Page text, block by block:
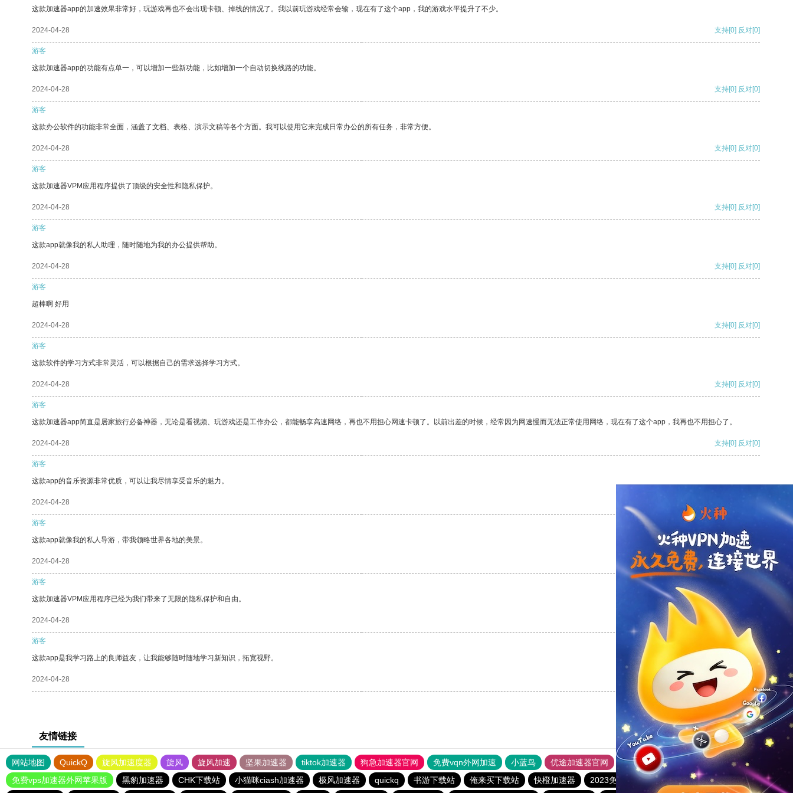
这款加速器app的加速效果非常好，玩游戏再也不会出现卡顿、掉线的情况了。我以前玩游戏经常会输，现在有了这个app，我的游戏水平提升了不少。
2024-04-28 支持[0] 反对[0]
游客
这款加速器app的功能有点单一，可以增加一些新功能，比如增加一个自动切换线路的功能。
2024-04-28 支持[0] 反对[0]
游客
这款办公软件的功能非常全面，涵盖了文档、表格、演示文稿等各个方面。我可以使用它来完成日常办公的所有任务，非常方便。
2024-04-28 支持[0] 反对[0]
游客
这款加速器VPM应用程序提供了顶级的安全性和隐私保护。
2024-04-28 支持[0] 反对[0]
游客
这款app就像我的私人助理，随时随地为我的办公提供帮助。
2024-04-28 支持[0] 反对[0]
游客
超棒啊 好用
2024-04-28 支持[0] 反对[0]
游客
这款软件的学习方式非常灵活，可以根据自己的需求选择学习方式。
2024-04-28 支持[0] 反对[0]
游客
这款加速器app简直是居家旅行必备神器，无论是看视频、玩游戏还是工作办公，都能畅享高速网络，再也不用担心网速卡顿了。以前出差的时候，经常因为网速慢而无法正常使用网络，现在有了这个app，我再也不用担心了。
2024-04-28 支持[0] 反对[0]
游客
这款app的音乐资源非常优质，可以让我尽情享受音乐的魅力。
2024-04-28
游客
这款app就像我的私人导游，带我领略世界各地的美景。
2024-04-28 支持 [0] 反对[0]
游客
这款加速器VPM应用程序已经为我们带来了无限的隐私保护和自由。
2024-04-28 支持[0] 反对
游客
这款app是我学习路上的良师益友，让我能够随时随地学习新知识，拓宽视野。
2024-04-28 支持[0] 反对[0]
友情链接
网站地图 QuickQ 旋风加速度器 旋风 旋风加速 坚果加速器 tiktok加速器 狗急加速器官网 免费vqn外网加速 小蓝鸟 优途加速器官网 风驰加速器 旋风加速器
八戒看书
免费vps加速器外网苹果版
黑豹加速器 CHK下载站 小猫咪ciash加速器 极风加速器 quickq 书游下载站 俺来买下载站 快橙加速器 2023免费加速神器
tyl加速器官网